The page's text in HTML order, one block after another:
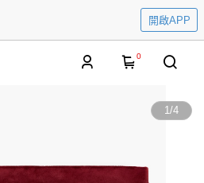
開啟APP
0
1/4